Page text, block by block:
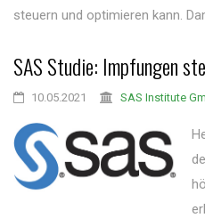
steuern und optimieren kann.
SAS Studie: Impfungen
10.05.2021 SAS Institute